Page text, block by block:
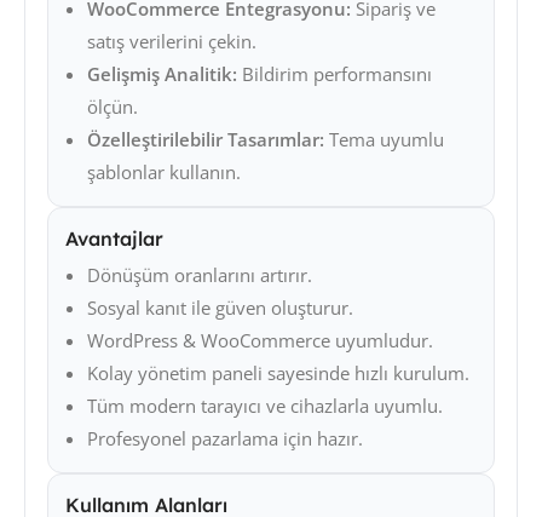
WooCommerce Entegrasyonu: Sipariş ve
satış verilerini çekin.
Gelişmiş Analitik: Bildirim performansını
ölçün.
Özelleştirilebilir Tasarımlar: Tema uyumlu
şablonlar kullanın.
Avantajlar
Dönüşüm oranlarını artırır.
Sosyal kanıt ile güven oluşturur.
WordPress & WooCommerce uyumludur.
Kolay yönetim paneli sayesinde hızlı kurulum.
Tüm modern tarayıcı ve cihazlarla uyumlu.
Profesyonel pazarlama için hazır.
Kullanım Alanları